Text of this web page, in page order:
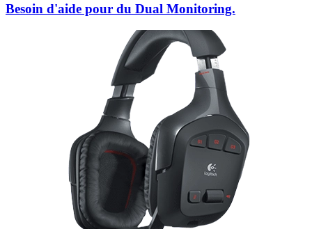
Besoin d'aide pour du Dual Monitoring.